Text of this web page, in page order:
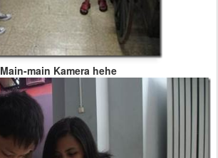
Main-main Kamera hehe